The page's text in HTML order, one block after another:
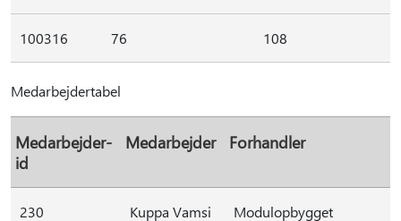
100316 76 108
Medarbejdertabel
Medarbejder-
id
Medarbejder Forhandler
230 Kuppa Vamsi Modulopbygget